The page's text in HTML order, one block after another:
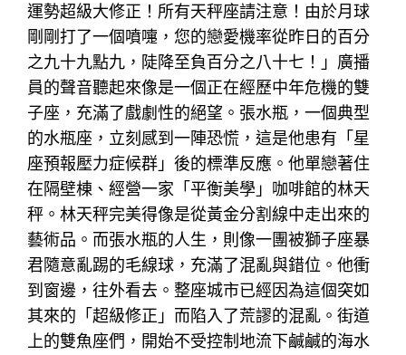
運勢超級大修正！所有天秤座請注意！由於月球
剛剛打了一個噴嚏，您的戀愛機率從昨日的百分
之九十九點九，陡降至負百分之八十七！」廣播
員的聲音聽起來像是一個正在經歷中年危機的雙
子座，充滿了戲劇性的絕望。張水瓶，一個典型
的水瓶座，立刻感到一陣恐慌，這是他患有「星
座預報壓力症候群」後的標準反應。他單戀著住
在隔壁棟、經營一家「平衡美學」咖啡館的林天
秤。林天秤完美得像是從黃金分割線中走出來的
藝術品。而張水瓶的人生，則像一團被獅子座暴
君隨意亂踢的毛線球，充滿了混亂與錯位。他衝
到窗邊，往外看去。整座城市已經因為這個突如
其來的「超級修正」而陷入了荒謬的混亂。街道
上的雙魚座們，開始不受控制地流下鹹鹹的海水